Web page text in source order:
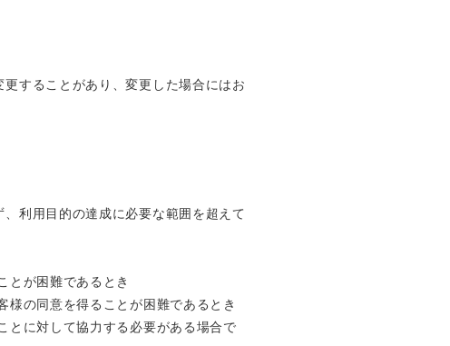
することがあり、変更した場合にはお
利用目的の達成に必要な範囲を超えて
とが困難であるとき
様の同意を得ることが困難であるとき
とに対して協力する必要がある場合で